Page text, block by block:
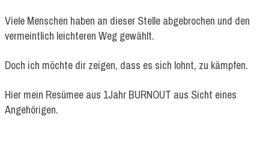
Viele Menschen haben an dieser Stelle abgebrochen und den
vermeintlich leichteren Weg gewählt.
Doch ich möchte dir zeigen, dass es sich lohnt, zu kämpfen.
Hier mein Resümee aus 1Jahr BURNOUT aus Sicht eines
Angehörigen.